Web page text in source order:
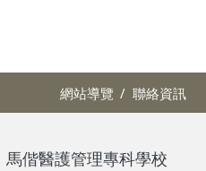
網站導覽 聯絡資訊
馬偕醫護管理專科學校